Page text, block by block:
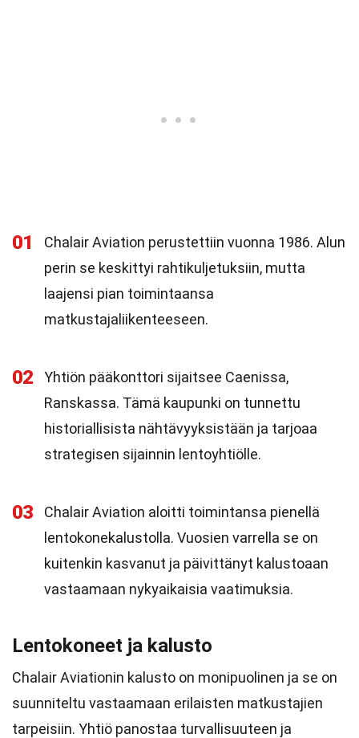
01
Chalair Aviation perustettiin vuonna 1986. Alun
perin se keskittyi rahtikuljetuksiin, mutta
laajensi pian toimintaansa
matkustajaliikenteeseen.
02
Yhtiön pääkonttori sijaitsee Caenissa,
Ranskassa. Tämä kaupunki on tunnettu
historiallisista nähtävyyksistään ja tarjoaa
strategisen sijainnin lentoyhtiölle.
03
Chalair Aviation aloitti toimintansa pienellä
lentokonekalustolla. Vuosien varrella se on
kuitenkin kasvanut ja päivittänyt kalustoaan
vastaamaan nykyaikaisia vaatimuksia.
Lentokoneet ja kalusto
Chalair Aviationin kalusto on monipuolinen ja se on
suunniteltu vastaamaan erilaisten matkustajien
tarpeisiin. Yhtiö panostaa turvallisuuteen ja